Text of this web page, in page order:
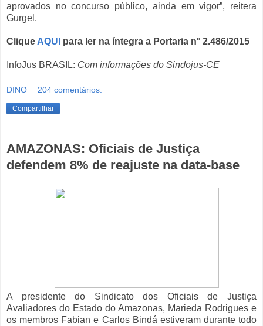
aprovados no concurso público, ainda em vigor”, reitera
Gurgel.
Clique AQUI para ler na íntegra a Portaria n° 2.486/2015
InfoJus BRASIL: Com informações do Sindojus-CE
DINO 204 comentários:
Compartilhar
AMAZONAS: Oficiais de Justiça
defendem 8% de reajuste na data-base
A presidente do Sindicato dos Oficiais de Justiça
Avaliadores do Estado do Amazonas, Marieda Rodrigues e
os membros Fabian e Carlos Bindá estiveram durante todo